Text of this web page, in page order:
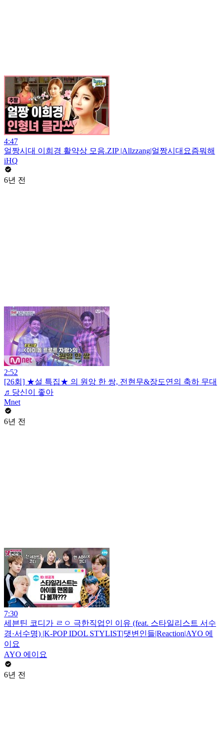
4:47
얼짱시대 이희경 활약상 모음.ZIP |Allzzang|얼짱시대요즘뭐해
iHQ
6년 전
2:52
[26회] ★설 특집★ 의 원앙 한 쌍, 전현무&장도연의 축하 무대
♬당신이 좋아
Mnet
6년 전
7:30
세븐틴 코디가 ㄹㅇ 극한직업인 이유 (feat. 스타일리스트 서수
경·서수명) |K-POP IDOL STYLIST|댓변인들|Reaction|AYO 에
이요
AYO 에이요
6년 전